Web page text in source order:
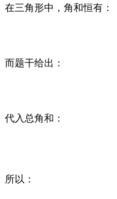
在三角形中，角和恒有：
而题干给出：
代入总角和：
所以：